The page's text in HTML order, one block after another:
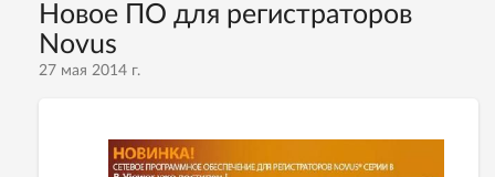
Новое ПО для регистраторов
Novus
27 мая 2014 г.